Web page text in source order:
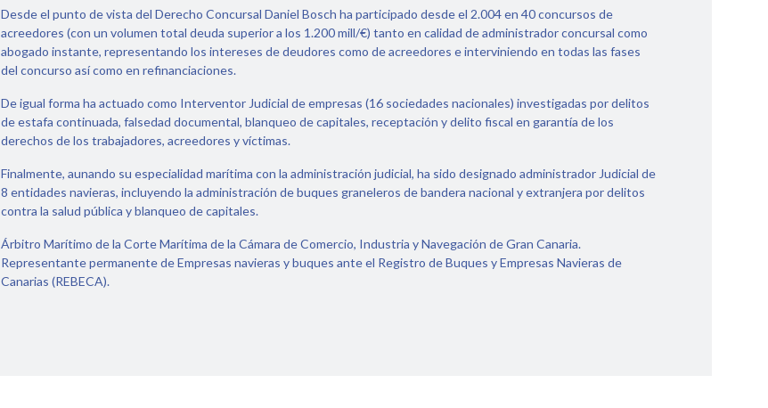
Desde el punto de vista del Derecho Concursal Daniel Bosch ha participado desde el 2.004 en 40 concursos de
acreedores (con un volumen total deuda superior a los 1.200 mill/€) tanto en calidad de administrador concursal como
abogado instante, representando los intereses de deudores como de acreedores e interviniendo en todas las fases
del concurso así como en refinanciaciones.
De igual forma ha actuado como Interventor Judicial de empresas (16 sociedades nacionales) investigadas por delitos
de estafa continuada, falsedad documental, blanqueo de capitales, receptación y delito fiscal en garantía de los
derechos de los trabajadores, acreedores y víctimas.
Finalmente, aunando su especialidad marítima con la administración judicial, ha sido designado administrador Judicial de
8 entidades navieras, incluyendo la administración de buques graneleros de bandera nacional y extranjera por delitos
contra la salud pública y blanqueo de capitales.
Árbitro Marítimo de la Corte Marítima de la Cámara de Comercio, Industria y Navegación de Gran Canaria.
Representante permanente de Empresas navieras y buques ante el Registro de Buques y Empresas Navieras de
Canarias (REBECA).